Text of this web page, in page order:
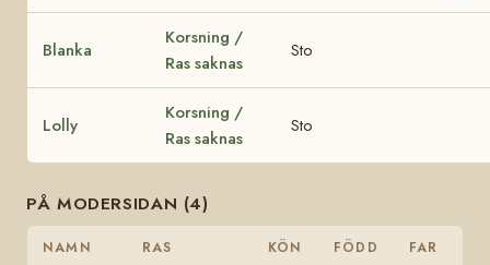
Blanka
Korsning /
Ras saknas
Sto
Lolly
Korsning /
Ras saknas
Sto
PÅ MODERSIDAN (4)
NAMN RAS KÖN FÖDD FAR